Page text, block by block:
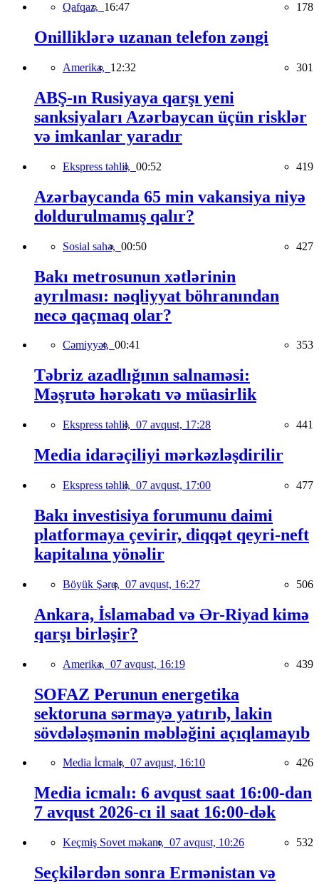
Qafqaz, 16:47 178
Onilliklərə uzanan telefon zəngi
Amerika, 12:32 301
ABŞ-ın Rusiyaya qarşı yeni
sanksiyaları Azərbaycan üçün risklər
və imkanlar yaradır
Ekspress təhlil, 00:52 419
Azərbaycanda 65 min vakansiya niyə
doldurulmamış qalır?
Sosial sahə, 00:50 427
Bakı metrosunun xətlərinin
ayrılması: nəqliyyat böhranından
necə qaçmaq olar?
Cəmiyyət, 00:41 353
Təbriz azadlığının salnaməsi:
Məşrutə hərəkatı və müasirlik
Ekspress təhlil, 07 avqust, 17:28 441
Media idarəçiliyi mərkəzləşdirilir
Ekspress təhlil, 07 avqust, 17:00 477
Bakı investisiya forumunu daimi
platformaya çevirir, diqqət qeyri-neft
kapitalına yönəlir
Böyük Şərq, 07 avqust, 16:27 506
Ankara, İslamabad və Ər-Riyad kimə
qarşı birləşir?
Amerika, 07 avqust, 16:19 439
SOFAZ Perunun energetika
sektoruna sərmayə yatırıb, lakin
sövdələşmənin məbləğini açıqlamayıb
Media İcmalı, 07 avqust, 16:10 426
Media icmalı: 6 avqust saat 16:00-dan
7 avqust 2026-cı il saat 16:00-dək
Keçmiş Sovet məkanı, 07 avqust, 10:26 532
Seçkilərdən sonra Ermənistan və